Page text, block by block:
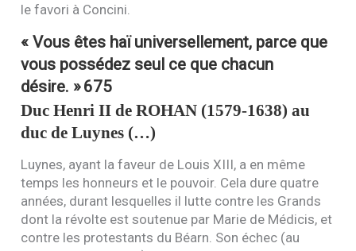
le favori à Concini.
« Vous êtes haï universellement, parce que
vous possédez seul ce que chacun
désire. »675
Duc HenriII deROHAN (1579-1638) au
duc de Luynes (…)
Luynes, ayant la faveur de Louis XIII, a en même
temps les honneurs et le pouvoir. Cela dure quatre
années, durant lesquelles il lutte contre les Grands
dont la révolte est soutenue par Marie de Médicis, et
contre les protestants du Béarn. Son échec (au